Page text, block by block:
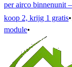
per airco binnenunit
koop 2, krijg 1 gratis•
module•